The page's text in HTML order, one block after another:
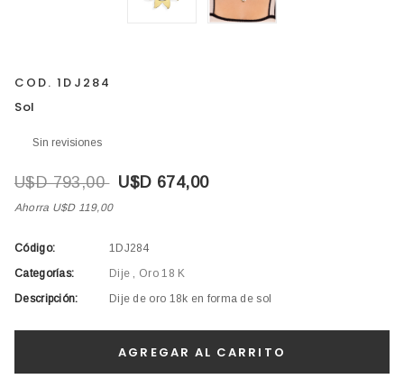
COD. 1DJ284
Sol
Sin revisiones
U$D 793,00 U$D 674,00
Ahorra U$D 119,00
Código:
1DJ284
Categorías:
Dije , Oro 18 K
Descripción:
Dije de oro 18k en forma de sol